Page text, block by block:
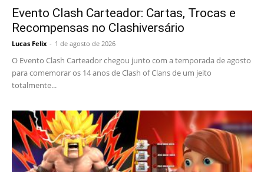
Evento Clash Carteador: Cartas, Trocas e
Recompensas no Clashiversário
Lucas Felix - 1 de agosto de 2026
O Evento Clash Carteador chegou junto com a temporada de agosto
para comemorar os 14 anos de Clash of Clans de um jeito
totalmente...